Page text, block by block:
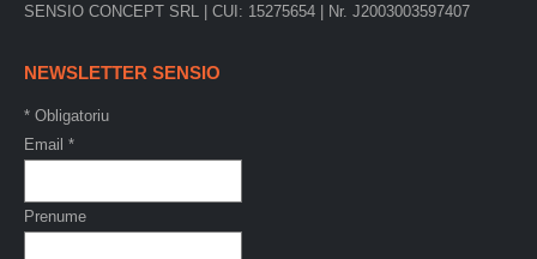
SENSIO CONCEPT SRL | CUI: 15275654 | Nr. J2003003597407
NEWSLETTER SENSIO
* Obligatoriu
Email *
Prenume